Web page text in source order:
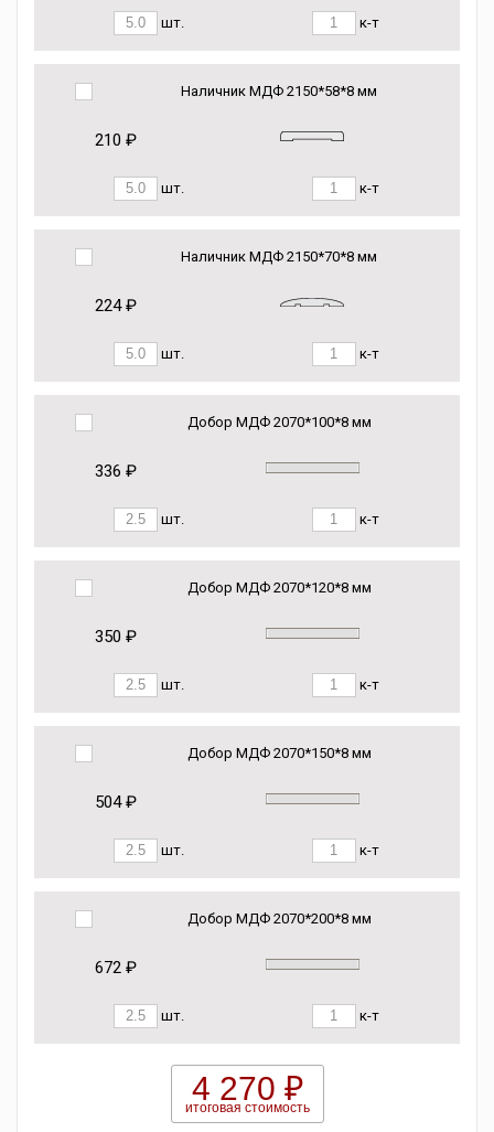
шт. к-т
Наличник МДФ 2150*58*8 мм
210 ₽
шт. к-т
Наличник МДФ 2150*70*8 мм
224 ₽
шт. к-т
Добор МДФ 2070*100*8 мм
336 ₽
шт. к-т
Добор МДФ 2070*120*8 мм
350 ₽
шт. к-т
Добор МДФ 2070*150*8 мм
504 ₽
шт. к-т
Добор МДФ 2070*200*8 мм
672 ₽
шт. к-т
4 270 ₽
итоговая стоимость